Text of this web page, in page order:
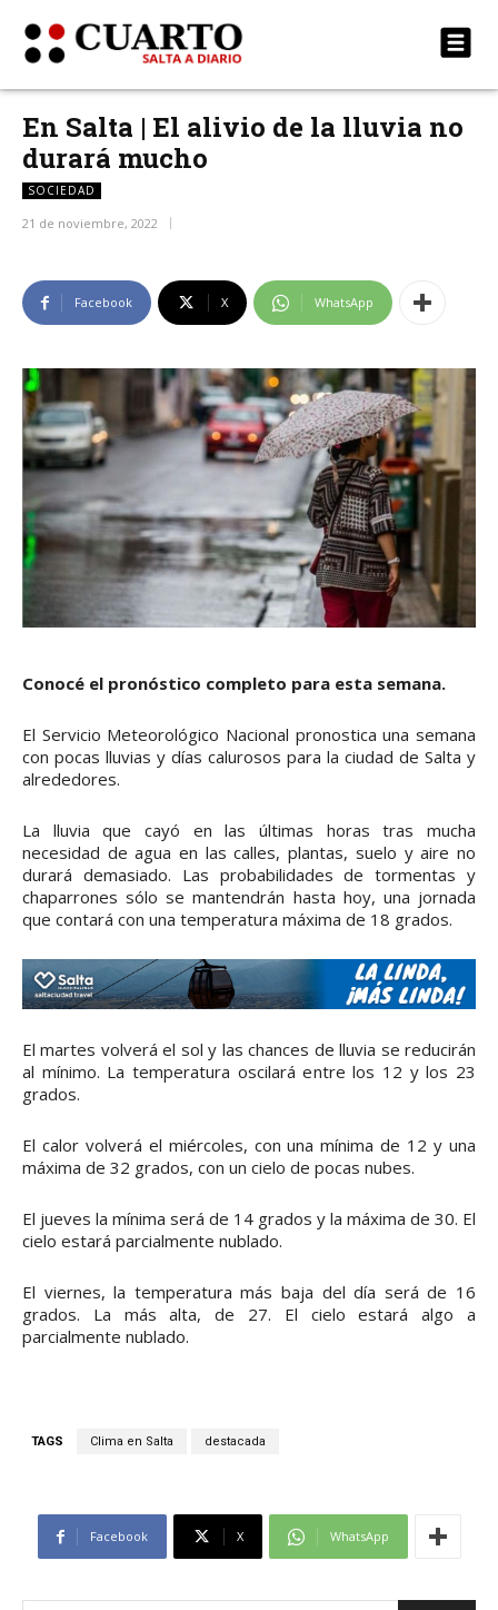
En Salta | El alivio de la lluvia no
durará mucho
SOCIEDAD
21 de noviembre, 2022
Facebook X WhatsApp
Conocé el pronóstico completo para esta semana.
El Servicio Meteorológico Nacional pronostica una semana
con pocas lluvias y días calurosos para la ciudad de Salta y
alrededores.
La lluvia que cayó en las últimas horas tras mucha
necesidad de agua en las calles, plantas, suelo y aire no
durará demasiado. Las probabilidades de tormentas y
chaparrones sólo se mantendrán hasta hoy, una jornada
que contará con una temperatura máxima de 18 grados.
El martes volverá el sol y las chances de lluvia se reducirán
al mínimo. La temperatura oscilará entre los 12 y los 23
grados.
El calor volverá el miércoles, con una mínima de 12 y una
máxima de 32 grados, con un cielo de pocas nubes.
El jueves la mínima será de 14 grados y la máxima de 30. El
cielo estará parcialmente nublado.
El viernes, la temperatura más baja del día será de 16
grados. La más alta, de 27. El cielo estará algo a
parcialmente nublado.
TAGS Clima en Salta destacada
Facebook X WhatsApp